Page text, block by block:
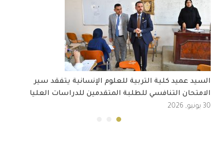
السيد عميد كلية التربية للعلوم الإنسانية يتفقد سير
الامتحان التنافسي للطلبة المتقدمين للدراسات العليا
30 يونيو, 2026